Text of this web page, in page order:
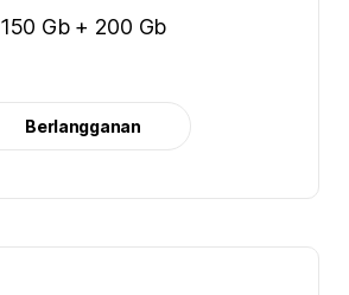
150 Gb + 200 Gb
Berlangganan